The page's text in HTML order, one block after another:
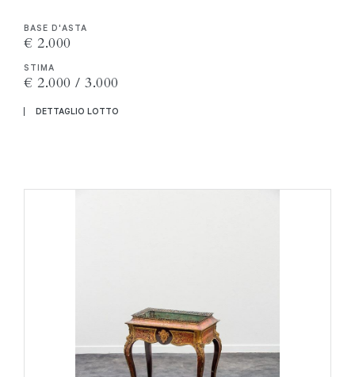
BASE D'ASTA
€ 2.000
STIMA
€ 2.000 / 3.000
DETTAGLIO LOTTO